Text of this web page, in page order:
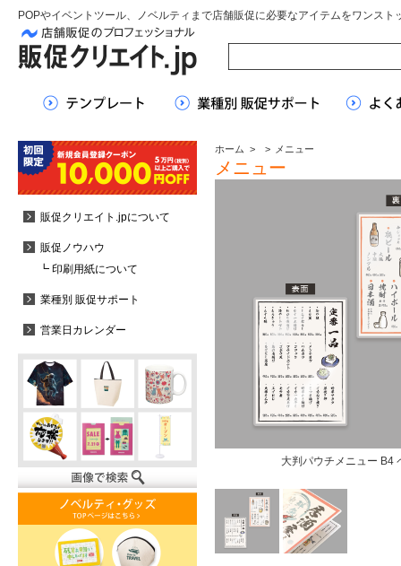
POPやイベントツール、ノベルティまで店舗販促に必要なアイテムをワンスト
ホーム > > メニュー
メニュー
大判パウチメニュー B4
販促クリエイト.jpについて
販促ノウハウ
┗ 印刷用紙について
業種別 販促サポート
営業日カレンダー